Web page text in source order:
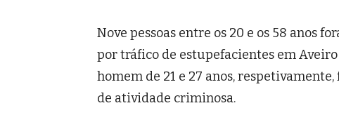
Nove pessoas entre os 20 e os 58 anos
por tráfico de estupefacientes em
homem de 21 e 27 anos,
de atividade criminosa.